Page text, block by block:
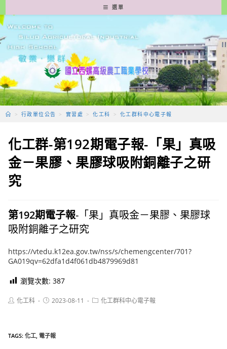
轉
至
要
容
選單
> 行政單位公告 > 實習處 > 化工科 > 化工群科中心電子報
化工群-第192期電子報-「果」真吸
金－果膠、果膠球吸附銅離子之研
究
第192期電子報-「果」真吸金－果膠、果膠球
吸附銅離子之研究
https://vtedu.k12ea.gov.tw/nss/s/chemengcenter/701?
GA019qv=62dfa1d4f061db4879969d81
瀏覽次數: 387
Post化工科
Post2023-08-11
Post化工群科中心電子報
TAGS:化工, 電子報